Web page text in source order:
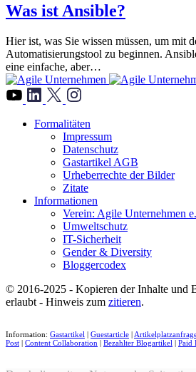
Was ist Ansible?
Hier ist, was Sie wissen müssen, um mit
Automatisierungstool zu beginnen.
eine einfache, aber…
Formalitäten
Impressum
Datenschutz
Gastartikel AGB
Urheberrechte der Bilder
Zitate
Informationen
Verein: Agile Unternehmen
Umweltschutz
IT-Sicherheit
Gender & Diversity
Bloggercodex
© 2016-2025 - Kopieren der Inhalte und
erlaubt - Hinweis zum zitieren.
Information: Gastartikel | Guestarticle |
Post | Content Collaboration | Bezahlter Blogartikel | Paid